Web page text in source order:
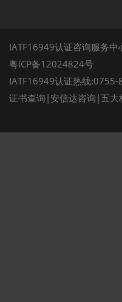
IATF16949认证咨询服务
粤ICP备12024824号
IATF16949认证热线
证书查询 | 安信达咨询 | 五大